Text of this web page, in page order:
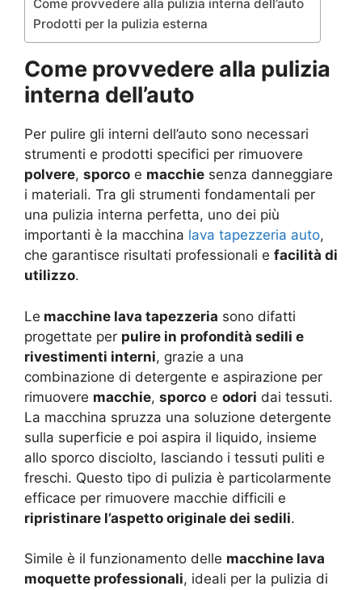
Come provvedere alla pulizia interna dell’auto
Prodotti per la pulizia esterna
Come provvedere alla pulizia
interna dell’auto
Per pulire gli interni dell’auto sono necessari
strumenti e prodotti specifici per rimuovere
polvere, sporco e macchie senza danneggiare
i materiali. Tra gli strumenti fondamentali per
una pulizia interna perfetta, uno dei più
importanti è la macchina lava tapezzeria auto,
che garantisce risultati professionali e facilità di
utilizzo.
Le macchine lava tapezzeria sono difatti
progettate per pulire in profondità sedili e
rivestimenti interni, grazie a una
combinazione di detergente e aspirazione per
rimuovere macchie, sporco e odori dai tessuti.
La macchina spruzza una soluzione detergente
sulla superficie e poi aspira il liquido, insieme
allo sporco disciolto, lasciando i tessuti puliti e
freschi. Questo tipo di pulizia è particolarmente
efficace per rimuovere macchie difficili e
ripristinare l’aspetto originale dei sedili.
Simile è il funzionamento delle macchine lava
moquette professionali, ideali per la pulizia di